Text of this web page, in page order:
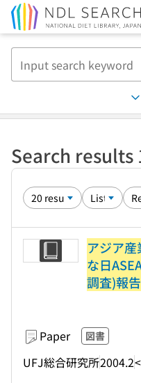
Search results
アジア
な日
調査)報
Paper 図書
UFJ総合研究所2004.2